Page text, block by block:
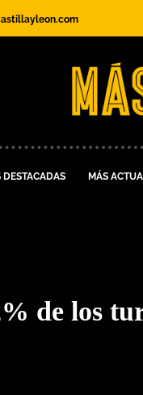
DESTACADAS MÁS
de los